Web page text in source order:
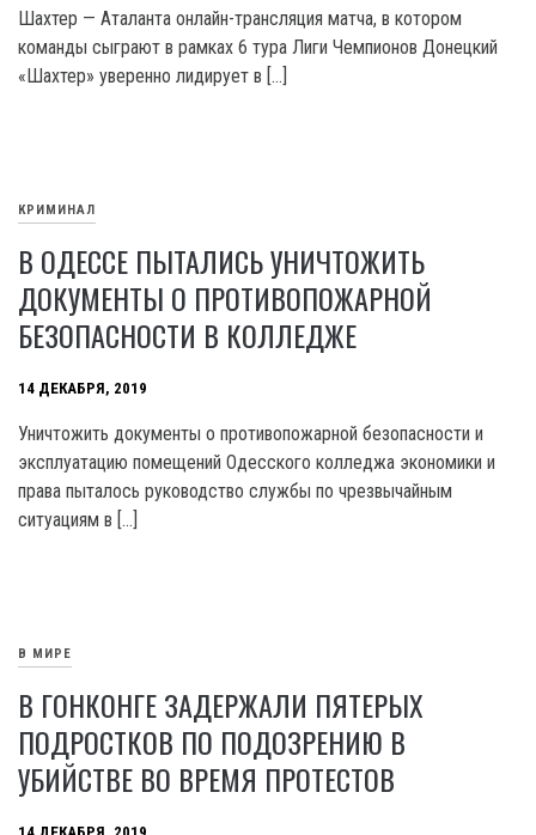
Шахтер — Аталанта онлайн-трансляция матча, в котором
команды сыграют в рамках 6 тура Лиги Чемпионов Донецкий
«Шахтер» уверенно лидирует в […]
КРИМИНАЛ
В ОДЕССЕ ПЫТАЛИСЬ УНИЧТОЖИТЬ
ДОКУМЕНТЫ О ПРОТИВОПОЖАРНОЙ
БЕЗОПАСНОСТИ В КОЛЛЕДЖЕ
14 ДЕКАБРЯ, 2019
Уничтожить документы о противопожарной безопасности и
эксплуатацию помещений Одесского колледжа экономики и
права пыталось руководство службы по чрезвычайным
ситуациям в […]
В МИРЕ
В ГОНКОНГЕ ЗАДЕРЖАЛИ ПЯТЕРЫХ
ПОДРОСТКОВ ПО ПОДОЗРЕНИЮ В
УБИЙСТВЕ ВО ВРЕМЯ ПРОТЕСТОВ